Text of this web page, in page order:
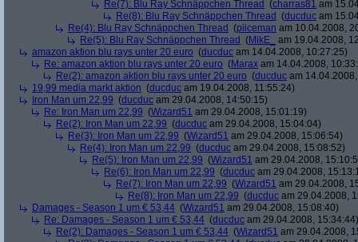
Re(7): Blu Ray Schnäppchen Thread (charras81 am
Re(8): Blu Ray Schnäppchen Thread (ducduc am
Re(4): Blu Ray Schnäppchen Thread (piiceman am 10.04.2008,
Re(5): Blu Ray Schnäppchen Thread (MikE_
am 19.04.2008,
amazon aktion blu rays unter 20 euro (ducduc am 14.04.2008, 10:27:25)
Re: amazon aktion blu rays unter 20 euro (Marax am 14.04.2008,
Re(2): amazon aktion blu rays unter 20 euro (ducduc am
19,99 media markt aktion (ducduc am 19.04.2008, 11:55:24)
Iron Man um 22,99 (ducduc am 29.04.2008, 14:50:15)
Re: Iron Man um 22,99 (Wizard51 am 29.04.2008, 15:01:19)
Re(2): Iron Man um 22,99 (ducduc am 29.04.2008, 15:04:04)
Re(3): Iron Man um 22,99 (Wizard51 am 29.04.2008, 15:06:54)
Re(4): Iron Man um 22,99 (ducduc am 29.04.2008, 15:08:52)
Re(5): Iron Man um 22,99 (Wizard51 am 29.04.2008,
Re(6): Iron Man um 22,99 (ducduc am 29.04.2008,
Re(7): Iron Man um 22,99 (Wizard51 am 29.04.2008,
Re(8): Iron Man um 22,99 (ducduc am 29.04.2008,
Damages - Season 1 um € 53,44 (Wizard51 am 29.04.2008, 15:08:40)
Re: Damages - Season 1 um € 53,44 (ducduc am 29.04.2008, 15:34:44)
Re(2): Damages - Season 1 um € 53,44 (Wizard51 am 29.04.2008,